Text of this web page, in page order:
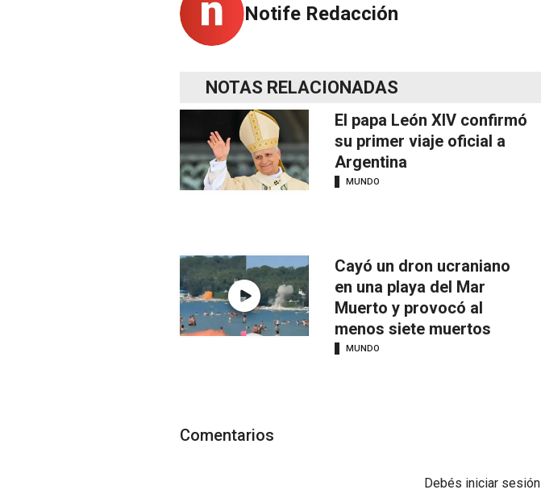
Notife Redacción
NOTAS RELACIONADAS
El papa León XIV confirmó
su primer viaje oficial a
Argentina
MUNDO
Cayó un dron ucraniano
en una playa del Mar
Muerto y provocó al
menos siete muertos
MUNDO
Comentarios
Debés iniciar sesión